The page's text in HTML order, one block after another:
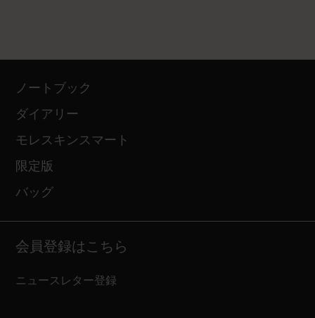
ノートブック
ダイアリー
モレスキンスマート
限定版
バッグ
会員登録はこちら
ニュースレター登録